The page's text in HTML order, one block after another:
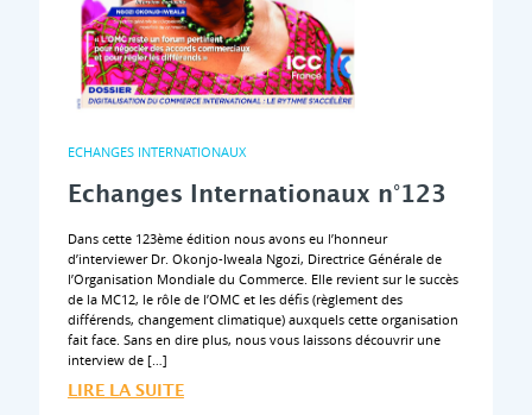
ECHANGES INTERNATIONAUX
Echanges Internationaux n°123
Dans cette 123ème édition nous avons eu l’honneur
d’interviewer Dr. Okonjo-Iweala Ngozi, Directrice Générale de
l’Organisation Mondiale du Commerce. Elle revient sur le succès
de la MC12, le rôle de l’OMC et les défis (règlement des
différends, changement climatique) auxquels cette organisation
fait face. Sans en dire plus, nous vous laissons découvrir une
interview de […]
LIRE LA SUITE